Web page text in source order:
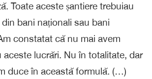
Toate aceste șantiere trebuiau
bani naționali sau bani
constatat că nu mai avem
aceste lucrări. Nu în totalitate, dar
duce în această formulă. (…)